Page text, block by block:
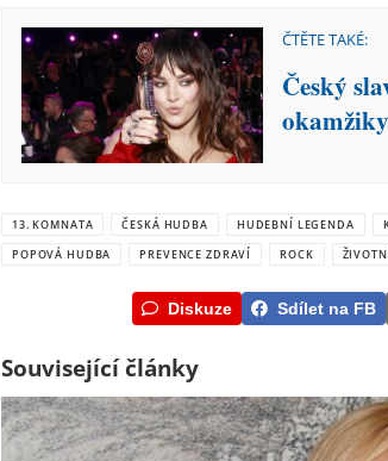
ČTĚTE TAKÉ:
Český
13. KOMNATA ČESKÁ HUDBA HUDEBNÍ LEGENDA
POPOVÁ HUDBA
PREVENCE ZDRAVÍ ROCK
Diskuze Sdílet na FB
Související články